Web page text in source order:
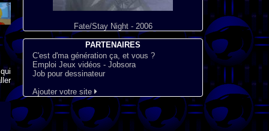
Fate/Stay Night - 2006
PARTENAIRES
C'est d'ma génération ça, et vous ?
Emploi Jeux vidéos - Jobsora
Job pour dessinateur
Ajouter votre site